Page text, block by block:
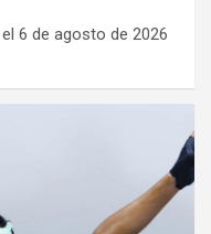
6 de agosto de 2026